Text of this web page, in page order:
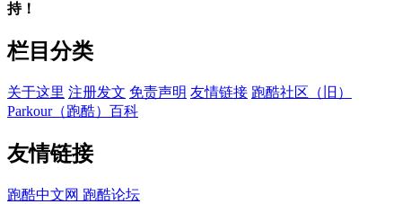
持！
栏目分类
关于这里 注册发文 免责声明 友情链接 跑酷社区（旧）
Parkour（跑酷）百科
友情链接
跑酷中文网 跑酷论坛